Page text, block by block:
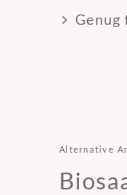
Genug
Alternative